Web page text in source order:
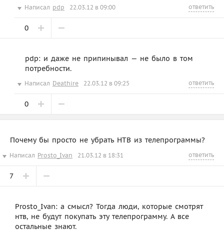
Написал pdp 22.03.12 в 09:00 ответить
0
pdp: и даже не припинывал — не было в том
потребности.
Написал Deathire 22.03.12 в 09:25 ответить
0
Почему бы просто не убрать НТВ из телепрограммы?
Написал Prosto_Ivan 21.03.12 в 18:31 ответить
7
Prosto_Ivan: а смысл? Тогда люди, которые смотрят
нтв, не будут покупать эту телепрограмму. А все
остальные знают.